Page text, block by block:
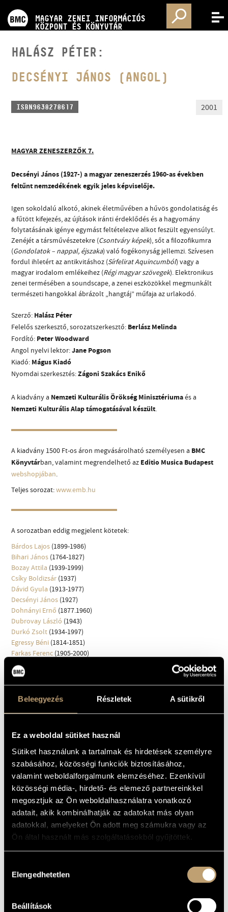
Beleegyezés Részletek A sütikről
Ez a weboldal sütiket használ
Sütiket használunk a tartalmak és hirdetések személyre
szabásához, közösségi funkciók biztosításához,
valamint weboldalforgalmunk elemzéséhez. Ezenkívül
közösségi média-, hirdető- és elemező partnereinkkel
megosztjuk az Ön weboldalhasználatra vonatkozó
adatait, akik kombinálhatják az adatokat más olyan
adatokkal, amelyeket Ön adott meg számukra vagy az
Ön által használt más szolgáltatásokból gyűjtöttek.
kiválasztása
Elengedhetetlen
Beállítások
MAGYAR ZENEI INFORMÁCIÓS
KÖZPONT ÉS KÖNYVTÁR
MENÜ
KÉPZÉSEK
KIADVÁNYOK
KAPCSOLAT
VIDEÓ GALÉRIA
EMAIL
infokozpont@bmc.hu
TELEFON
NYITVA TARTÁS
MŰVÉSZADATBÁZIS
ZENEMŰ-ADATBÁZIS
ZENEI KÖNYVTÁR, ONLINE KATALÓGUS
HALÁSZ PÉTER:
DECSÉNYI JÁNOS (ANGOL)
ISBN9638278617 2001
MAGYAR ZENESZERZŐK 7.
Decsényi János (1927-) a magyar zeneszerzés 1960-as években
feltűnt nemzedékének egyik jeles képviselője.
Igen sokoldalú alkotó, akinek életművében a hűvös gondolatiság és
a fűtött kifejezés, az újítások iránti érdeklődés és a hagyomány
folytatásának igénye egymást feltételezve alkot feszült egyensúlyt.
Zenéjét a társművészetekre (Csontváry képek), sőt a filozofikumra
(Gondolatok – nappal, éjszaka) való fogékonyság jellemzi. Szívesen
fordul ihletért az antikvitáshoz (Sírfelirat Aquincumból) vagy a
magyar irodalom emlékeihez (Régi magyar szövegek). Elektronikus
zenei termésében a soundscape, a zenei eszközökkel megmunkált
természeti hangokkal ábrázolt „hangtáj” műfaja az urlakodó.
Szerző: Halász Péter
Felelős szerkesztő, sorozatszerkesztő: Berlász Melinda
Fordító: Peter Woodward
Angol nyelvi lektor:Jane Pogson
Kiadó: Mágus Kiadó
Nyomdai szerkesztés:Zágoni Szakács Enikő
A kiadvány a Nemzeti Kulturális Örökség Minisztériumaés a
Nemzeti Kulturális Alap támogatásával készült
A kiadvány 1500 Ft-os áron megvásárolható személyesen a BMC
Könyvtárban, valamint megrendelhető az Editio Musica Budapest
webshopjában
Teljes sorozat:www.emb.hu
A sorozatban eddig megjelent kötetek:
Bárdos Lajos (1899-1986)
Bihari János (1764-1827)
Bozay Attila (1939-1999)
Csíky Boldizsár (1937)
Dávid Gyula (1913-1977)
Decsényi János (1927)
Dohnányi Ernő (1877.1960)
Dubrovay László (1943)
Durkó Zsolt (1934-1997)
Egressy Béni (1814-1851)
Farkas Ferenc (1905-2000)
Fusz János
Gárdonyi Zoltán
Horusitzky Zoltán(1903-1985)
Hubay Jenő(1858-1937)
Huszár Lajos
Istvánffy Benedek(1733-1778)
Jeney Zoltán(1943-2019)
Kadosa Pál(1903-1983)
Kocsár Miklós
(1933-2019)
(1897-1984)
Kurtág György(1926)
Lavotta János(1764-1820)
Lendvay Kamilló(1928-2016)
Maros Rudolf(1917-1982)
Mihalovich Ödön(1842-1929)
Mosonyi Mihály (1815-1870)
Ránki György(1907-1992)
Sugár Rezső(1919-1988)